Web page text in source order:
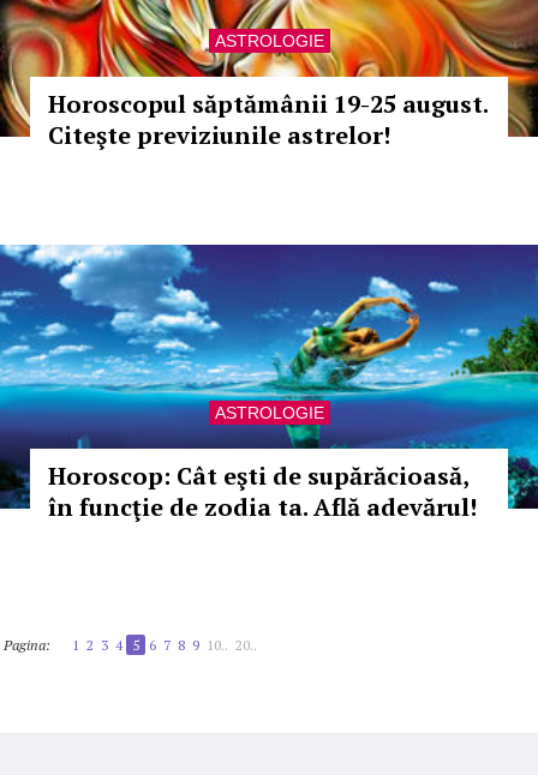
ASTROLOGIE
Horoscopul săptămânii 19-25 august.
Citeşte previziunile astrelor!
ASTROLOGIE
Horoscop: Cât eşti de supărăcioasă,
în funcţie de zodia ta. Află adevărul!
Pagina: 1 2 3 4 5 6 7 8 9 10.. 20..